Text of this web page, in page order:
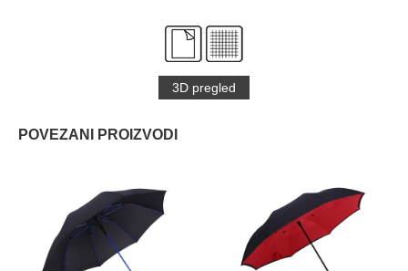
3D pregled
POVEZANI PROIZVODI